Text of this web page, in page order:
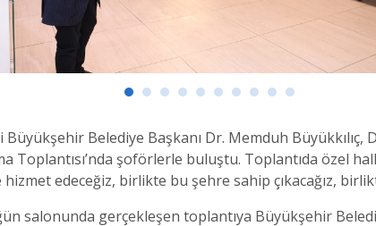
Büyükşehir Belediye Başkanı Dr. Memduh
Toplantısı’nda şoförlerle buluştu. Toplantıda özel
edeceğiz, birlikte bu şehre sahip çıkacağız,
salonunda gerçekleşen toplantıya Büyükşehir